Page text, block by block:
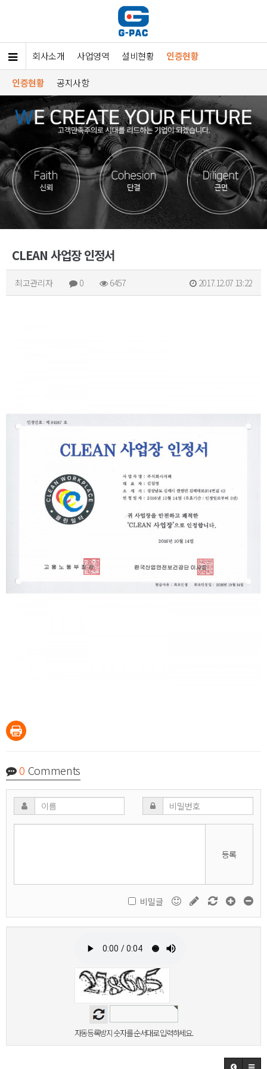
회사소개 사업영역 설비현황 인증현황
인증현황 공지사항
CLEAN 사업장 인정서
최고관리자 0 6457 2017.12.07 13:22
0 Comments
등록
비밀글
자동등록방지 숫자를 순서대로 입력하세요.